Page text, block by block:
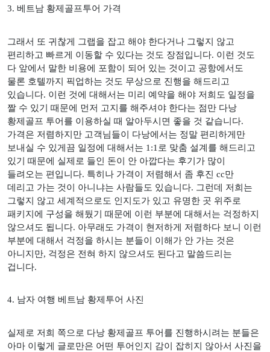
3. 베트남 황제골프투어 가격
그래서 또 귀찮게 그랩을 잡고 해야 한다거나 그렇지 않고
편리하고 빠르게 이동할 수 있다는 것도 장점입니다. 이런 것도
다 앞에서 말한 비용에 포함이 되어 있는 것이고 공항에서도
물론 호텔까지 픽업하는 것도 무상으로 진행을 해드리고
있습니다. 이런 것에 대해서는 미리 예약을 해야 저희도 일정을
짤 수 있기 때문에 먼저 고지를 해주셔야 한다는 점만 다낭
황제골프 투어를 이용하실 때 알아두시면 좋을 것 같습니다.
가격은 저렴하지만 고객님들이 다낭에서는 정말 편리하게만
보내실 수 있게끔 일정에 대해서는 1:1 로 맞춤 설계를 해드리고
있기 때문에 실제로 들인 돈이 안 아깝다는 후기가 많이
들려오는 편입니다. 특히나 가격이 저렴해서 좀 후진 cc만
데리고 가는 것이 아니냐는 사람들도 있습니다. 그런데 저희는
그렇지 않고 세계적으로도 인지도가 있고 유명한 곳 위주로
패키지에 구성을 해뒀기 때문에 이런 부분에 대해서는 걱정하지
않으셔도 됩니다. 아무래도 가격이 현저하게 저렴하다 보니 이런
부분에 대해서 걱정을 하시는 분들이 이해가 안 가는 것은
아니지만, 걱정은 전혀 하지 않으셔도 된다고 말씀드리는
겁니다.
4. 남자 여행 베트남 황제투어 사진
실제로 저희 쪽으로 다낭 황제골프 투어를 진행하시려는 분들은
아마 이렇게 글로만은 어떤 투어인지 감이 잡히지 않아서 사진을